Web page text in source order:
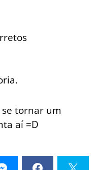
se tornar um
aí =D